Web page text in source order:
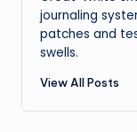
journaling
patches and
swells.
View All Posts